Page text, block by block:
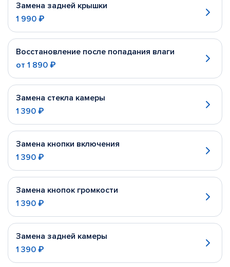
Замена задней крышки
1 990 ₽
Восстановление после попадания влаги
от 1 890 ₽
Замена стекла камеры
1 390 ₽
Замена кнопки включения
1 390 ₽
Замена кнопок громкости
1 390 ₽
Замена задней камеры
1 390 ₽